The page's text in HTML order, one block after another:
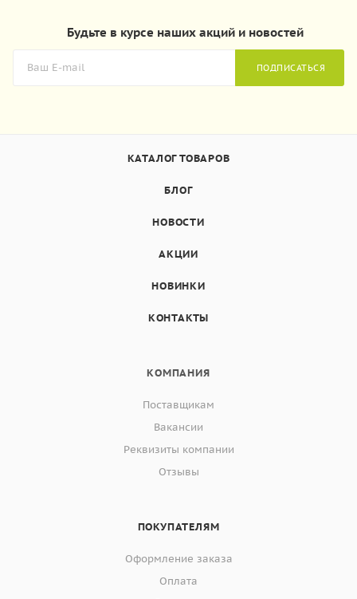
Будьте в курсе наших акций и новостей
ПОДПИСАТЬСЯ
КАТАЛОГ ТОВАРОВ
БЛОГ
НОВОСТИ
АКЦИИ
НОВИНКИ
КОНТАКТЫ
КОМПАНИЯ
Поставщикам
Вакансии
Реквизиты компании
Отзывы
ПОКУПАТЕЛЯМ
Оформление заказа
Оплата